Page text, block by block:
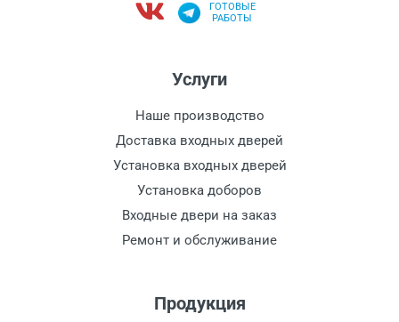
ГОТОВЫЕ
РАБОТЫ
Услуги
Наше производство
Доставка входных дверей
Установка входных дверей
Установка доборов
Входные двери на заказ
Ремонт и обслуживание
Продукция